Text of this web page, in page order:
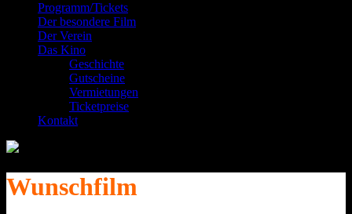
Programm/Tickets
Der besondere Film
Der Verein
Das Kino
Geschichte
Gutscheine
Vermietungen
Ticketpreise
Kontakt
Wunschfilm